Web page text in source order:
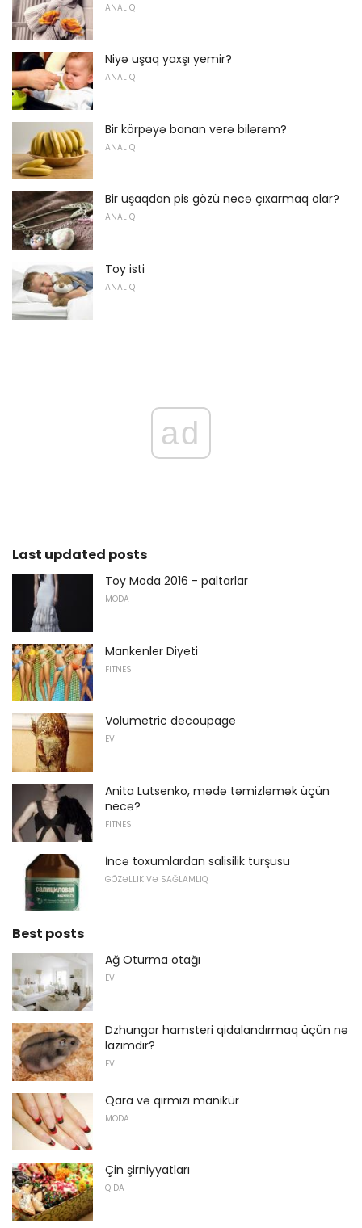
ANALIQ
Niyə uşaq yaxşı yemir?
ANALIQ
Bir körpəyə banan verə bilərəm?
ANALIQ
Bir uşaqdan pis gözü necə çıxarmaq olar?
ANALIQ
Toy isti
ANALIQ
ad
Last updated posts
Toy Moda 2016 - paltarlar
MODA
Mankenler Diyeti
FITNES
Volumetric decoupage
EVI
Anita Lutsenko, mədə təmizləmək üçün
necə?
FITNES
İncə toxumlardan salisilik turşusu
GÖZƏLLIK VƏ SAĞLAMLIQ
Best posts
Ağ Oturma otağı
EVI
Dzhungar hamsteri qidalandırmaq üçün nə
lazımdır?
EVI
Qara və qırmızı manikür
MODA
Çin şirniyyatları
QIDA